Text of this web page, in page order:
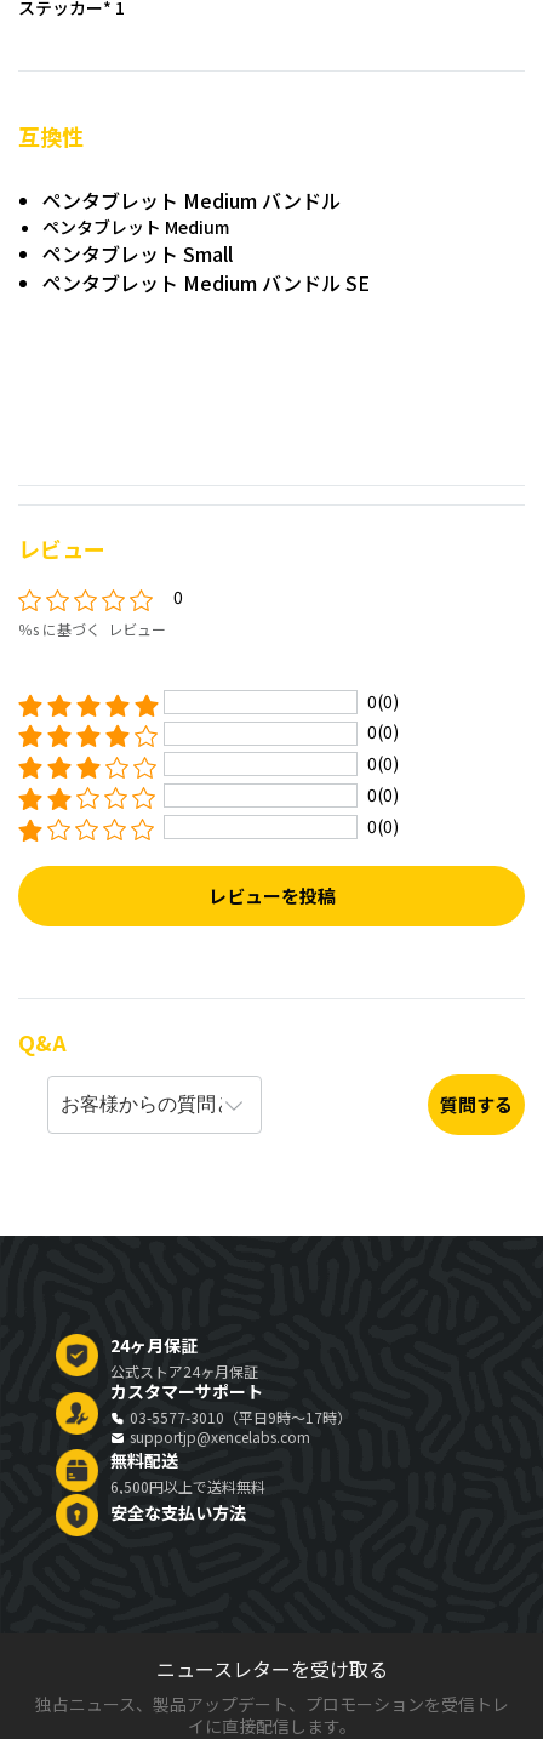
ステッカー* 1
互換性
ペンタブレット Medium バンドル
ペンタブレット Medium
ペンタブレット Small
ペンタブレット Medium バンドル SE
レビュー
0
％s に基づく レビュー
0(0)
0(0)
0(0)
0(0)
0(0)
レビューを投稿
Q&A
質問する
24ヶ月保証
公式ストア24ヶ月保証
カスタマーサポート
03-5577-3010（平日9時～17時）
supportjp@xencelabs.com
無料配送
6,500円以上で送料無料
安全な支払い方法
ニュースレターを受け取る
独占ニュース、製品アップデート、プロモーションを受信トレ
イに直接配信します。